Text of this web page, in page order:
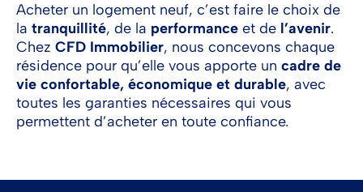
Acheter un logement neuf, c’est faire le choix de
la tranquillité, de la performance et de l’avenir.
Chez CFD Immobilier, nous concevons chaque
résidence pour qu’elle vous apporte un cadre de
vie confortable, économique et durable, avec
toutes les garanties nécessaires qui vous
permettent d’acheter en toute confiance.